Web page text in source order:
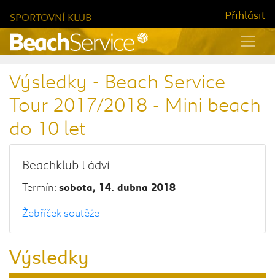
SPORTOVNÍ KLUB Přihlásit
Výsledky - Beach Service
Tour 2017/2018 - Mini beach
do 10 let
Beachklub Ládví
Termín: sobota, 14. dubna 2018
Žebříček soutěže
Výsledky